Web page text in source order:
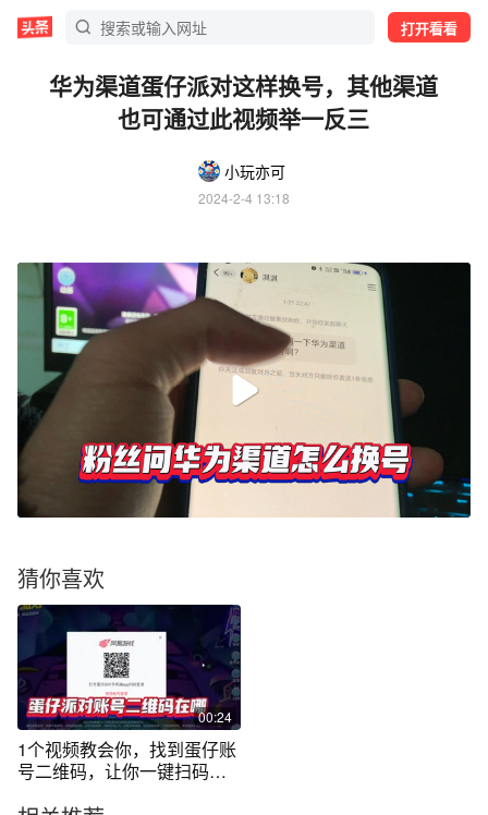
打开看看
华为渠道蛋仔派对这样换号，其他渠道
也可通过此视频举一反三
小玩亦可
2024-2-4 13:18
猜你喜欢
00:24
1个视频教会你，找到蛋仔账
号二维码，让你一键扫码登